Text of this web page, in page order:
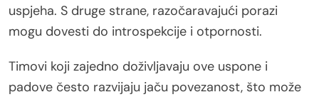
uspjeha. S druge strane, razočaravajući porazi
mogu dovesti do introspekcije i otpornosti.
Timovi koji zajedno doživljavaju ove uspone i
padove često razvijaju jaču povezanost, što može